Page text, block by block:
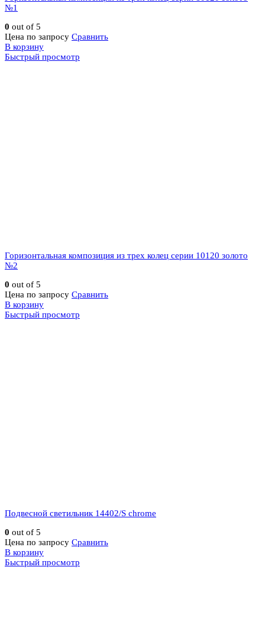
№1
0 out of 5
Цена по запросу Сравнить
В корзину
Быстрый просмотр
Горизонтальная композиция из трех колец серии 10120 золото
№2
0 out of 5
Цена по запросу Сравнить
В корзину
Быстрый просмотр
Подвесной светильник 14402/S chrome
0 out of 5
Цена по запросу Сравнить
В корзину
Быстрый просмотр